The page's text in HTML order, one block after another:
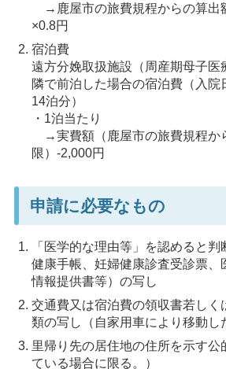
→鹿屋市の旅費規程からの算出
×0.8円
宿泊費
遠方分娩取扱施設（周産期母子医
隣で前泊した場合の宿泊費（入院
14泊分）
・1泊当たり
→実費額（鹿屋市の旅費規程か
限）-2,000円
申請に必要なもの
「医学的な理由等」を認めると
健康手帳、妊婦健康診査受診票、
情報提供書等）の写し
交通費又は宿泊費の領収書若しく
類の写し（自家用車により移動し
里帰り先の居住地の住所を示す公
ている場合に限る。）